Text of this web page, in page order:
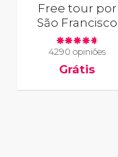
Free tour por
São Francisco
4290 opiniões
Grátis